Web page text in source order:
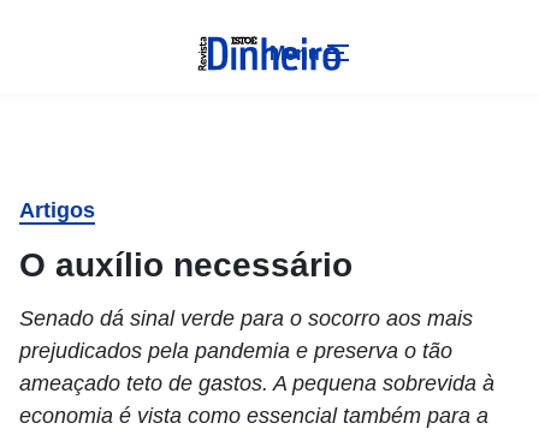
Menu
Artigos
O auxílio necessário
Senado dá sinal verde para o socorro aos mais
prejudicados pela pandemia e preserva o tão
ameaçado teto de gastos. A pequena sobrevida à
economia é vista como essencial também para a